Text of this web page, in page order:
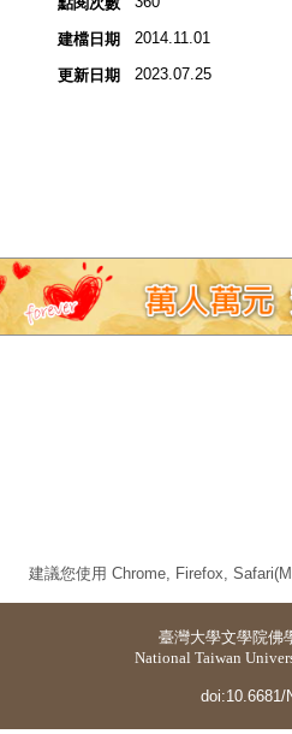
建檔日期 2014.11.01
更新日期 2023.07.25
建議您使用 Chrome, Firefox,
臺灣大學文學院佛
National Taiwan
doi:10.6681/